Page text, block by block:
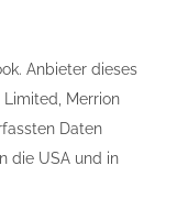
Anbieter dieses
Merrion
Daten
die USA und in